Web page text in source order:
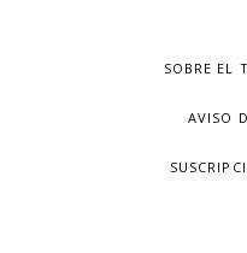
SOBRE EL
AVISO